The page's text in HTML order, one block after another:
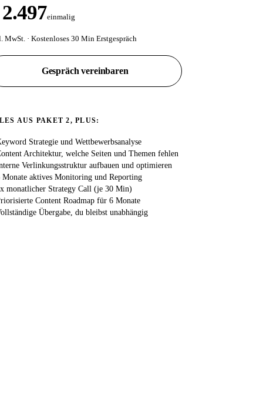
einmalig
MwSt. · Kostenloses 30 Min Erstgespräch
Gespräch vereinbaren
AUS PAKET 2, PLUS:
Strategie und Wettbewerbsanalyse
Architektur, welche Seiten und Themen fehlen
Verlinkungsstruktur aufbauen und optimieren
Monate aktives Monitoring und Reporting
monatlicher Strategy Call (je 30 Min)
Content Roadmap für 6 Monate
Übergabe, du bleibst unabhängig